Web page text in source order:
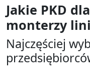
Jakie PKD
monterzy
Najczęściej